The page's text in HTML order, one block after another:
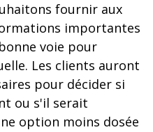
fournir aux
importantes
voie pour
Les clients auront
pour décider si
ou s'il serait
option moins dosée